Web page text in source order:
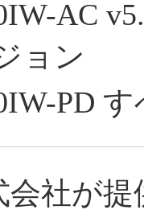
AC
ョン
PD
会社が